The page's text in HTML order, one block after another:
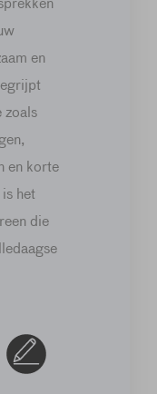
en
zoals
en korte
het
die